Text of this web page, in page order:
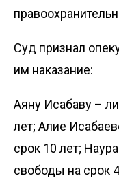
Суд признал
им наказание:
Аяну Исабаву –
лет; Алие
срок 10 лет;
свободы на срок